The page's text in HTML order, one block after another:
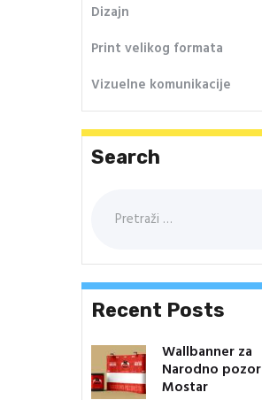
Dizajn
Print velikog formata
Vizuelne komunikacije
Search
Recent Posts
Wallbanner za
Narodno
Mostar